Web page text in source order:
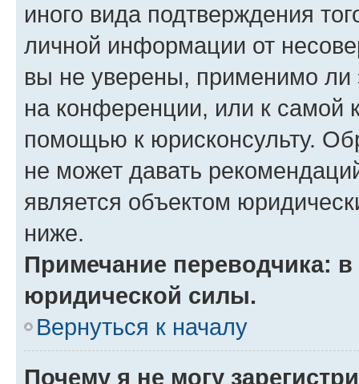
иного вида подтверждения
личной информации от
вы не уверены, применимо ли
на конференции, или к самой
помощью к юрисконсульту.
не может давать
является объектом
ниже.
Примечание переводчика:
юридической силы.
Вернуться к началу
Почему я не могу